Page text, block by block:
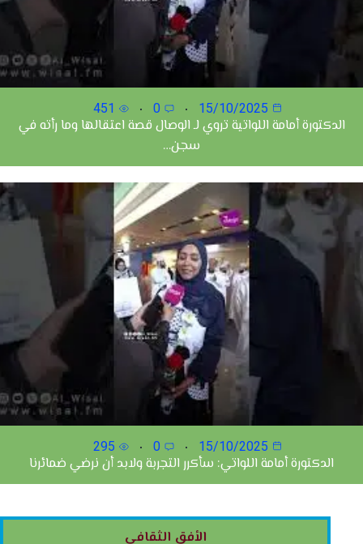
15/10/2025
0
451
الدكتورة أمامة اللواتية تروي لـ ⁧‫الوصال‬⁩ قصة اعتقالها وما رأته في
سجن…
15/10/2025
0
295
الدكتورة أمامة اللواتي: سأكرر التجربة ولابد أن نرضي ضمائرنا
الأفق الثقافي
الشاعر ابو نواس والأعلام المضاد